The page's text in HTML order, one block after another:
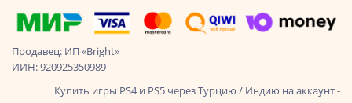
Продавец: ИП «Bright»
ИИН: 920925350989
Купить игры PS4 и PS5 через Турцию / Индию на аккаунт -